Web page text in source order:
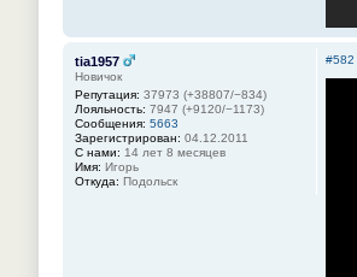
tia1957
Новичок
Репутация: 37973 (+38807/−834)
Лояльность: 7947 (+9120/−1173)
Сообщения: 5663
Зарегистрирован: 04.12.2011
С нами: 14 лет 8 месяцев
Имя: Игорь
Откуда: Подольск
#582